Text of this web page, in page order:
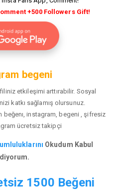
+500 Followers Gift!
begeni
etkileşimi arttırabilir. Sosyal
katkı sağlamış olursunuz.
beğenı, instagram, begeni , şifresiz
ücretsiz takipçi
Okudum Kabul
1500 Beğeni